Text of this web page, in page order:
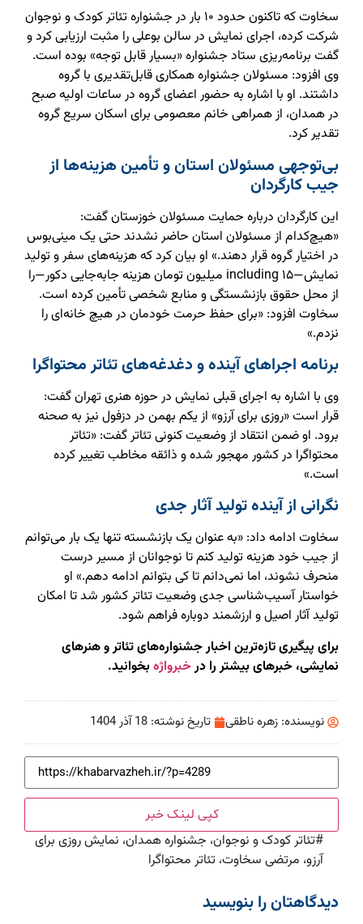
سخاوت که تاکنون حدود ۱۰ بار در جشنواره تئاتر کودک و نوجوان
شرکت کرده، اجرای نمایش در سالن بوعلی را مثبت ارزیابی کرد و
گفت برنامه‌ریزی ستاد جشنواره «بسیار قابل توجه» بوده است.
وی افزود: مسئولان جشنواره همکاری قابل‌تقدیری با گروه
داشتند. او با اشاره به حضور اعضای گروه در ساعات اولیه صبح
در همدان، از همراهی خانم معصومی برای اسکان سریع گروه
تقدیر کرد.
بی‌توجهی مسئولان استان و تأمین هزینه‌ها از
جیب کارگردان
این کارگردان درباره حمایت مسئولان خوزستان گفت:
«هیچ‌کدام از مسئولان استان حاضر نشدند حتی یک مینی‌بوس
در اختیار گروه قرار دهند.» او بیان کرد که هزینه‌های سفر و تولید
نمایش—including ۱۵ میلیون تومان هزینه جابه‌جایی دکور—را
از محل حقوق بازنشستگی و منابع شخصی تأمین کرده است.
سخاوت افزود: «برای حفظ حرمت خودمان در هیچ خانه‌ای را
نزدم.»
برنامه اجراهای آینده و دغدغه‌های تئاتر محتواگرا
وی با اشاره به اجرای قبلی نمایش در حوزه هنری تهران گفت:
قرار است «روزی برای آرزو» از یکم بهمن در دزفول نیز به صحنه
برود. او ضمن انتقاد از وضعیت کنونی تئاتر گفت: «تئاتر
محتواگرا در کشور مهجور شده و ذائقه مخاطب تغییر کرده
است.»
نگرانی از آینده تولید آثار جدی
سخاوت ادامه داد: «به عنوان یک بازنشسته تنها یک بار می‌توانم
از جیب خود هزینه تولید کنم تا نوجوانان از مسیر درست
منحرف نشوند، اما نمی‌دانم تا کی بتوانم ادامه دهم.» او
خواستار آسیب‌شناسی جدی وضعیت تئاتر کشور شد تا امکان
تولید آثار اصیل و ارزشمند دوباره فراهم شود.
برای پیگیری تازه‌ترین اخبار جشنواره‌های تئاتر و هنرهای
نمایشی، خبرهای بیشتر را درخبرواژهبخوانید.
نویسنده: زهره ناطقی تاریخ نوشته: 18 آذر 1404
کپی لینک خبر
#تئاتر کودک و نوجوان، جشنواره همدان، نمایش روزی برای
آرزو، مرتضی سخاوت، تئاتر محتواگرا
دیدگاهتان را بنویسید